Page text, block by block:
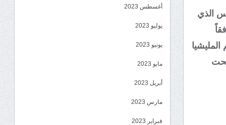
الذي
أغسطس 2023
يوليو 2023
يونيو 2023
مايو 2023
أبريل 2023
مارس 2023
فبراير 2023